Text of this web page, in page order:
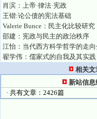
肖滨：上帝·律法·宪政
王锴:论公债的宪法基础
Valerie Bunce：民主化比较研
邵建：宪政与民主的政治秩序
江怡：当代西方科学哲学的走
翟学伟：儒家式的自我及其实
相关文
新站信息
· 共有文章：2426篇